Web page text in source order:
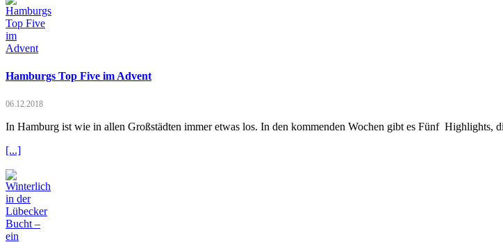
Hamburgs Top Five im Advent
06.12.2018
In Hamburg ist wie in allen Großstädten immer etwas los. In den kommenden Wochen gibt es Fünf Highlights,
[...]